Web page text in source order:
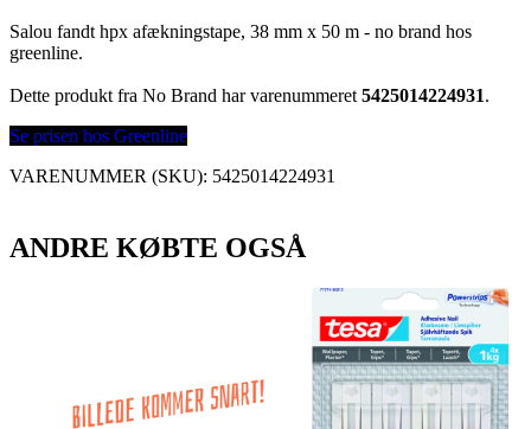
Salou fandt hpx afækningstape, 38 mm x 50 m - no brand hos
greenline.
Dette produkt fra No Brand har varenummeret 5425014224931.
Se prisen hos Greenline
VARENUMMER (SKU): 5425014224931
ANDRE KØBTE OGSÅ